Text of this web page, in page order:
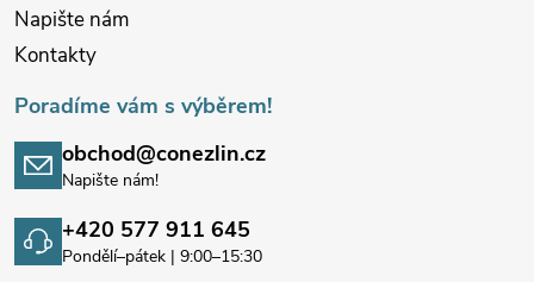
Napište nám
Kontakty
Poradíme vám s výběrem!
obchod@conezlin.cz
Napište nám!
+420 577 911 645
Pondělí–pátek | 9:00–15:30